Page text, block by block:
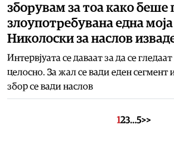
зборувам за тоа како беше
злоупотребувана една моја
Николоски за наслов
Интервјуата се даваат за да се
целосно. За жал се вади еден сегмент
збор се вади наслов
123…5>>